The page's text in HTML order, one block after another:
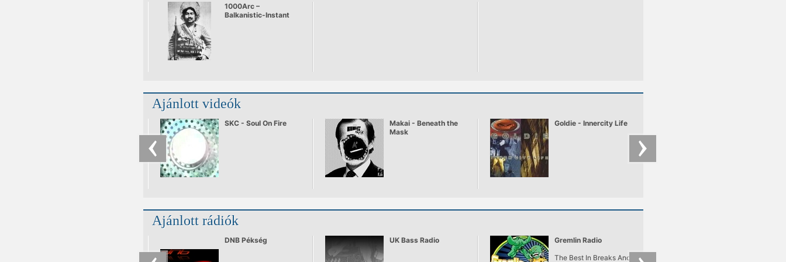
1000Arc –
Balkanistic-Instant
Ajánlott videók
SKC - Soul On Fire
Makai - Beneath the
Mask
Goldie - Innercity Life
Ajánlott rádiók
DNB Pékség UK Bass Radio
Gremlin Radio
The Best In Breaks And